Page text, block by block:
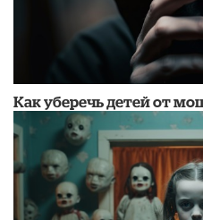
Как уберечь детей от